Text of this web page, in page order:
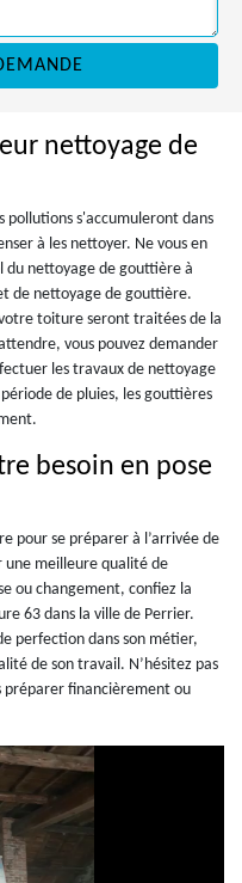
nettoyage de
pollutions s'accumuleront dans
à les nettoyer. Ne vous en
du nettoyage de gouttière à
de nettoyage de gouttière.
toiture seront traitées de la
vous pouvez demander
les travaux de nettoyage
de pluies, les gouttières
besoin en pose
pour se préparer à l’arrivée de
meilleure qualité de
ou changement, confiez la
63 dans la ville de Perrier.
perfection dans son métier,
de son travail. N’hésitez pas
préparer financièrement ou